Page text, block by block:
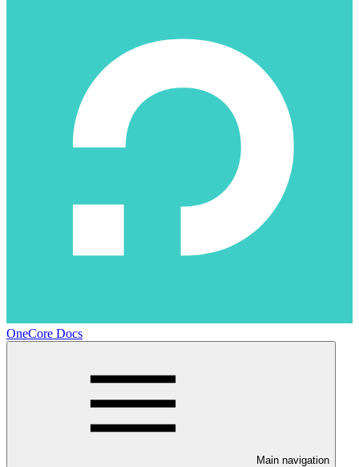
OneCore Docs
Main navigation